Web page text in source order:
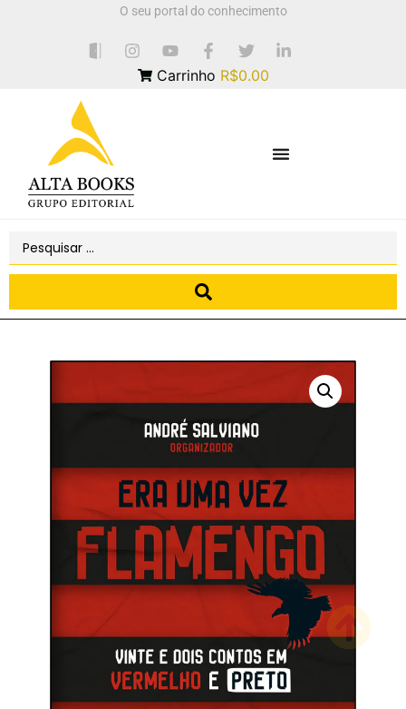
O seu portal do conhecimento
Carrinho R$0.00